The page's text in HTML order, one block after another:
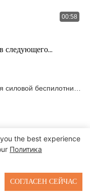
00:58
следующего
дроны с
беспилотники
Предназначенная
the best experience
Политика
СОГЛАСЕН СЕЙЧАС